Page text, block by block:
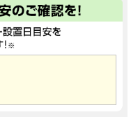
続可能なブロードバンド回
）など。インターネット通信料
しくは取扱説明書をご覧くだ